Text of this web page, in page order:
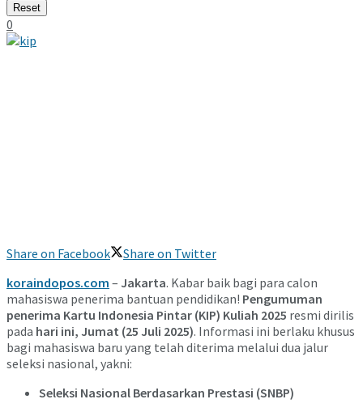
Reset
0
Share on Facebook
Share on Twitter
koraindopos.com – Jakarta. Kabar baik bagi para calon
mahasiswa penerima bantuan pendidikan! Pengumuman
penerima Kartu Indonesia Pintar (KIP) Kuliah 2025 resmi dirilis
pada hari ini, Jumat (25 Juli 2025). Informasi ini berlaku khusus
bagi mahasiswa baru yang telah diterima melalui dua jalur
seleksi nasional, yakni:
Seleksi Nasional Berdasarkan Prestasi (SNBP)